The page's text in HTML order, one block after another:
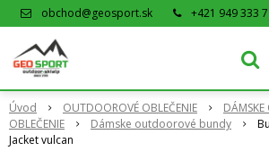
obchod@geosport.sk +421 949 333
Úvod OUTDOOROVÉ OBLEČENIE
OBLEČENIE
Dámske outdoorové bundy
Jacket vulcan